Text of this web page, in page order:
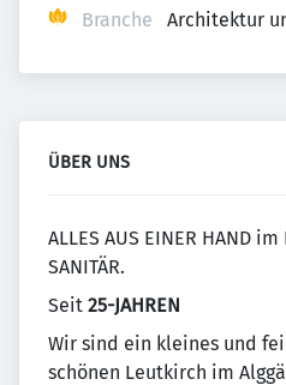
Branche
Architektur
ÜBER UNS
ALLES AUS EINER HAND
SANITÄR.
Seit 25-JAHREN
Wir sind ein kleines und
schönen Leutkirch im